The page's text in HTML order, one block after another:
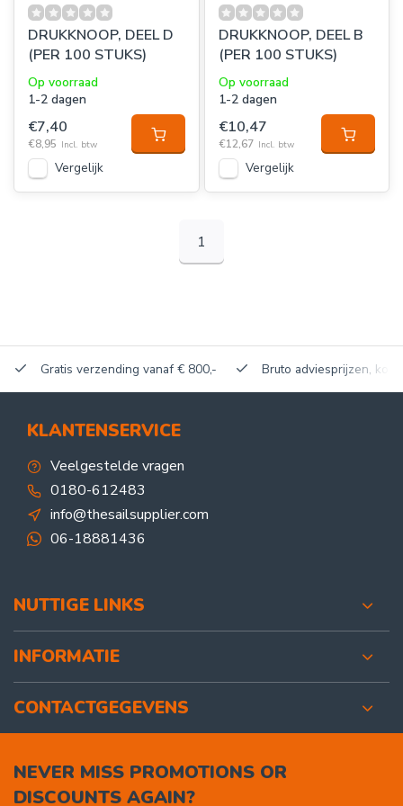
DRUKKNOOP, DEEL D
(PER 100 STUKS)
Op voorraad
1-2 dagen
€7,40
€8,95 Incl. btw
Vergelijk
DRUKKNOOP, DEEL B
(PER 100 STUKS)
Op voorraad
1-2 dagen
€10,47
€12,67 Incl. btw
Vergelijk
1
Gratis verzending vanaf € 800,- Bruto adviesprijzen,
KLANTENSERVICE
Veelgestelde vragen
0180-612483
info@thesailsupplier.com
06-18881436
NUTTIGE LINKS
INFORMATIE
CONTACTGEGEVENS
NEVER MISS PROMOTIONS OR
DISCOUNTS AGAIN?